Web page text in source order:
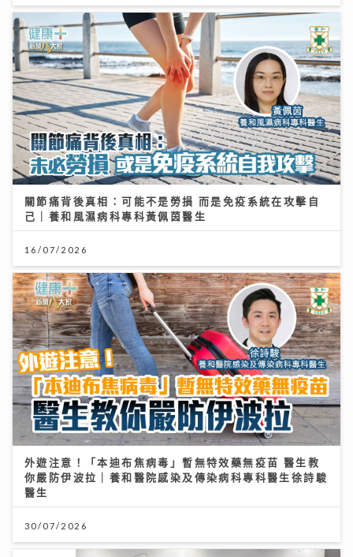
關節痛背後真相：可能不是勞損 而是免疫系統在攻擊自
己｜養和風濕病科專科黃佩茵醫生
16/07/2026
外遊注意！「本迪布焦病毒」暫無特效藥無疫苗 醫生教
你嚴防伊波拉｜養和醫院感染及傳染病科專科醫生徐詩駿
醫生
30/07/2026